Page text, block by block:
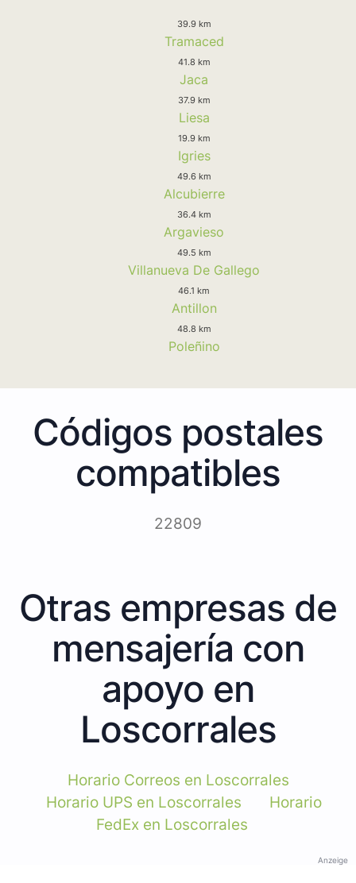
39.9 km
Tramaced
41.8 km
Jaca
37.9 km
Liesa
19.9 km
Igries
49.6 km
Alcubierre
36.4 km
Argavieso
49.5 km
Villanueva De Gallego
46.1 km
Antillon
48.8 km
Poleñino
Códigos postales
compatibles
22809
Otras empresas de
mensajería con
apoyo en
Loscorrales
Horario Correos en Loscorrales
Horario UPS en Loscorrales
Horario
FedEx en Loscorrales
Anzeige